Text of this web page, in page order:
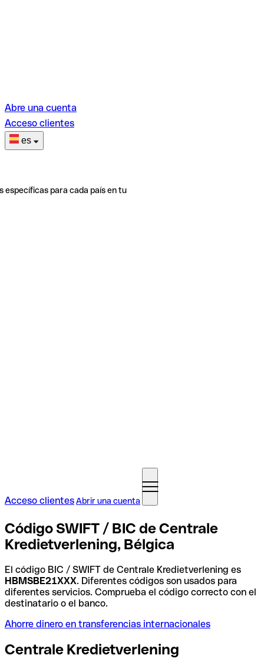
Abre una cuenta
Acceso clientes
es
específicas para cada país en tu
Acceso clientesAbrir una cuenta
Código SWIFT / BIC de Centrale
Kredietverlening, Bélgica
El código BIC / SWIFT de Centrale Kredietverlening es
HBMSBE21XXX. Diferentes códigos son usados para
diferentes servicios. Comprueba el código correcto con el
destinatario o el banco.
Ahorre dinero en transferencias internacionales
Centrale Kredietverlening